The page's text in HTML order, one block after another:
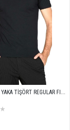
JOYT22002 V YAKA TİŞÖRT REGULAR FIT %100 PAMUK COMPACK PENYE
★